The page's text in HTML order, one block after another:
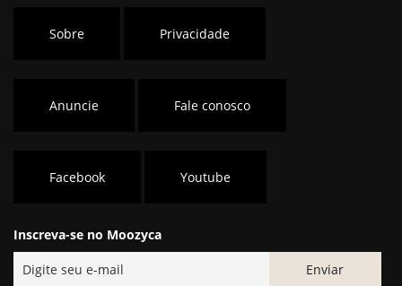
Sobre Privacidade
Anuncie Fale conosco
Facebook Youtube
Inscreva-se no Moozyca